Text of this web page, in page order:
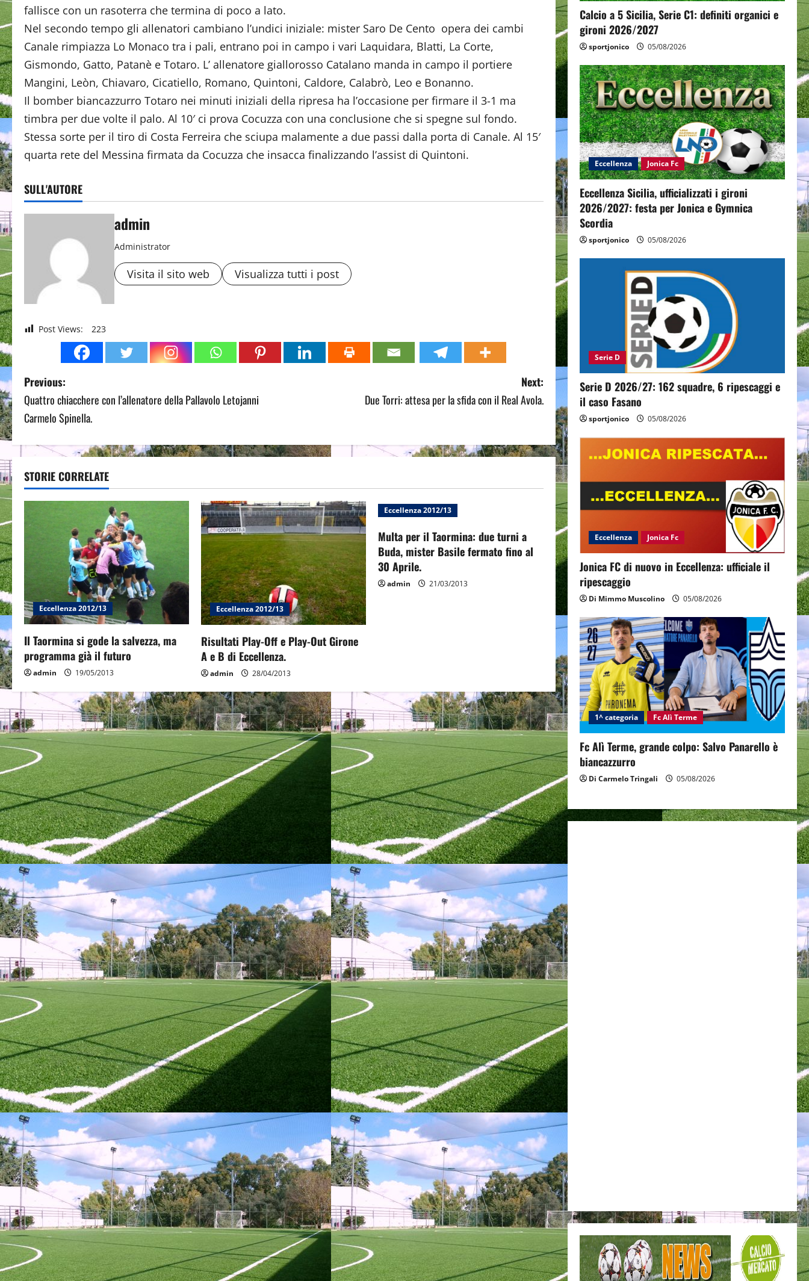
fallisce con un rasoterra che termina di poco a lato.
Nel secondo tempo gli allenatori cambiano l’undici iniziale: mister Saro De Cento opera dei cambi
Canale rimpiazza Lo Monaco tra i pali, entrano poi in campo i vari Laquidara, Blatti, La Corte,
Gismondo, Gatto, Patanè e Totaro. L’ allenatore giallorosso Catalano manda in campo il portiere
Mangini, Leòn, Chiavaro, Cicatiello, Romano, Quintoni, Caldore, Calabrò, Leo e Bonanno.
Il bomber biancazzurro Totaro nei minuti iniziali della ripresa ha l’occasione per firmare il 3-1 ma
timbra per due volte il palo. Al 10′ ci prova Cocuzza con una conclusione che si spegne sul fondo.
Stessa sorte per il tiro di Costa Ferreira che sciupa malamente a due passi dalla porta di Canale. Al 15′
quarta rete del Messina firmata da Cocuzza che insacca finalizzando l’assist di Quintoni.
SULL'AUTORE
admin
Administrator
Visita il sito web Visualizza tutti i post
Post Views: 223
P
o
n
a
v
g
a
t
i
o
n
Previous:
Quattro chiacchere con l’allenatore della Pallavolo Letojanni
Carmelo Spinella.
Next:
Due Torri: attesa per la sfida con il Real Avola.
STORIE CORRELATE
Eccellenza 2012/13
Il Taormina si gode la salvezza, ma
programma già il futuro
admin 19/05/2013
Eccellenza 2012/13
Risultati Play-Off e Play-Out Girone
A e B di Eccellenza.
admin 28/04/2013
Eccellenza 2012/13
Multa per il Taormina: due turni a
Buda, mister Basile fermato fino al
30 Aprile.
admin 21/03/2013
Calcio a 5 Sicilia, Serie C1: definiti organici e
gironi 2026/2027
sportjonico 05/08/2026
Eccellenza Jonica Fc
Eccellenza Sicilia, ufficializzati i gironi
2026/2027: festa per Jonica e Gymnica
Scordia
sportjonico 05/08/2026
Serie D
Serie D 2026/27: 162 squadre, 6 ripescaggi e
il caso Fasano
sportjonico 05/08/2026
Eccellenza Jonica Fc
Jonica FC di nuovo in Eccellenza: ufficiale il
ripescaggio
Di Mimmo Muscolino 05/08/2026
1^ categoria Fc Alì Terme
Fc Alì Terme, grande colpo: Salvo Panarello è
biancazzurro
Di Carmelo Tringali 05/08/2026